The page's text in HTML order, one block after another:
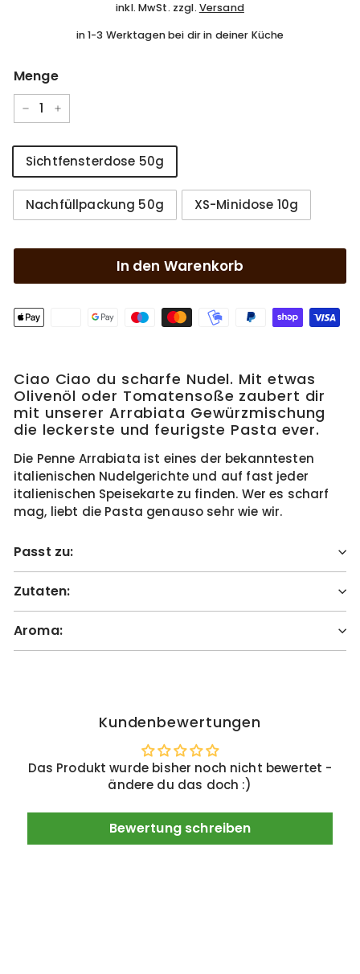
inkl. MwSt. zzgl. Versand
in 1-3 Werktagen bei dir in deiner Küche
Menge
− +
Größe
Sichtfensterdose 50g
Nachfüllpackung 50g XS-Minidose 10g
In den Warenkorb
Ciao Ciao du scharfe Nudel. Mit etwas
Olivenöl oder Tomatensoße zaubert dir
mit unserer Arrabiata Gewürzmischung
die leckerste und feurigste Pasta ever.
Die Penne Arrabiata ist eines der bekanntesten
italienischen Nudelgerichte und auf fast jeder
italienischen Speisekarte zu finden. Wer es scharf
mag, liebt die Pasta genauso sehr wie wir.
Passt zu:
Zutaten:
Aroma:
Kundenbewertungen
Das Produkt wurde bisher noch nicht bewertet -
ändere du das doch :)
Bewertung schreiben